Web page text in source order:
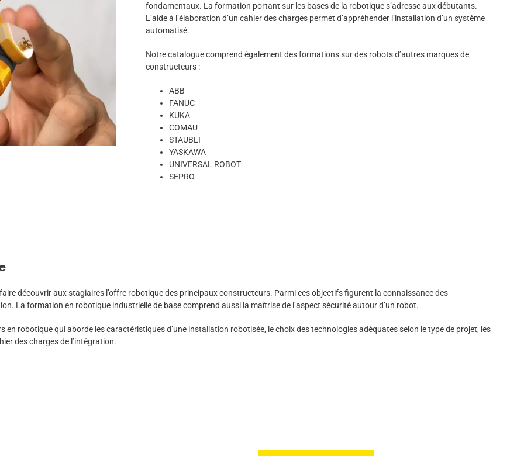
fondamentaux. La formation portant sur les bases de la robotique s’adresse aux débutants.
L’aide à l’élaboration d’un cahier des charges permet d’appréhender l’installation d’un système
automatisé.
Notre catalogue comprend également des formations sur des robots d’autres marques de
constructeurs :
ABB
FANUC
KUKA
COMAU
STAUBLI
YASKAWA
UNIVERSAL ROBOT
SEPRO
découvrir aux stagiaires l’offre robotique des principaux constructeurs. Parmi ces objectifs figurent la connaissance des
La formation en robotique industrielle de base comprend aussi la maîtrise de l’aspect sécurité autour d’un robot.
en robotique qui aborde les caractéristiques d’une installation robotisée, le choix des technologies adéquates selon le type de projet, les
des charges de l’intégration.